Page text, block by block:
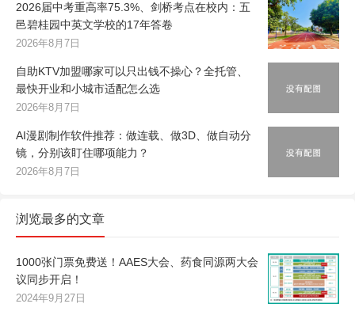
2026届中考重高率75.3%、剑桥考点在校内：五
邑碧桂园中英文学校的17年答卷
2026年8月7日
自助KTV加盟哪家可以只出钱不操心？全托管、
最快开业和小城市适配怎么选
2026年8月7日
AI漫剧制作软件推荐：做连载、做3D、做自动分
镜，分别该盯住哪项能力？
2026年8月7日
浏览最多的文章
1000张门票免费送！AAES大会、药食同源两大会
议同步开启！
2024年9月27日